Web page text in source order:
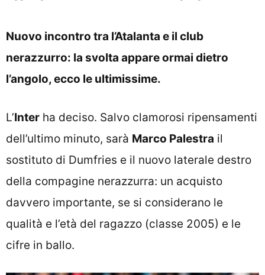
Nuovo incontro tra l’Atalanta e il club
nerazzurro: la svolta appare ormai dietro
l’angolo, ecco le ultimissime.
L’Inter ha deciso. Salvo clamorosi ripensamenti
dell’ultimo minuto, sarà Marco Palestra il
sostituto di Dumfries e il nuovo laterale destro
della compagine nerazzurra: un acquisto
davvero importante, se si considerano le
qualità e l’età del ragazzo (classe 2005) e le
cifre in ballo.